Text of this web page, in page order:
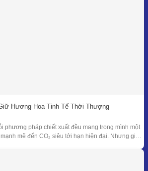
Hương Hoa Tinh Tế Thời Thượng
phương pháp chiết xuất đều mang trong mình một
mẽ đến CO₂ siêu tới hạn hiện đại. Nhưng giữa
– một kỹ thuật cổ xưa và tinh tế – vẫn tồn